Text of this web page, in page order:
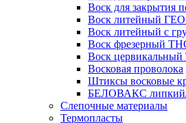
Воск для закрытия
Воск литейный
Воск литейный с
Воск фрезерный
Воск цервикальный
Восковая проволока
Штиксы восковые
БЕЛОВАКС
Слепочные материалы
Термопласты